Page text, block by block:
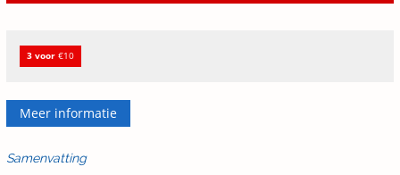
3 voor €10
Meer informatie
Samenvatting